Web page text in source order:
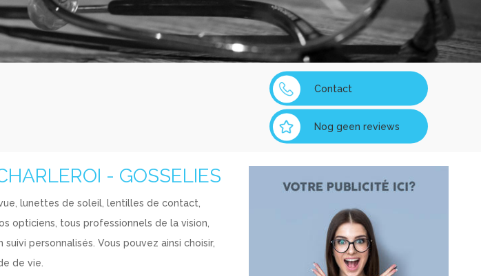
Contact
Nog geen reviews
- GOSSELIES
lunettes de soleil, lentilles de contact,
opticiens, tous professionnels de la vision,
personnalisés. Vous pouvez ainsi choisir,
de vie.